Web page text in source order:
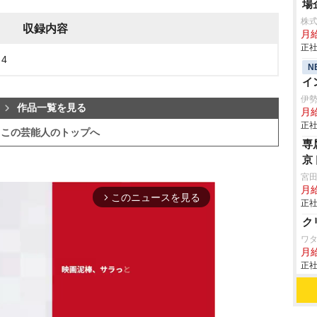
収録内容
作品一覧を見る
この芸能人のトップへ
arrow_forward_ios このニュースを見る
場
株
月
正
イ
伊
月
正
専
京
宮
月
正
ク
ワ
月
正